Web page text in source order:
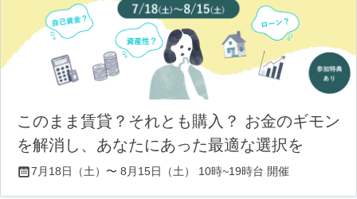
このまま賃貸？それとも購入？ お金のギモン
を解消し、あなたにあった最適な選択を
7月18日（土）〜 8月15日（土） 10時~19時台 開催